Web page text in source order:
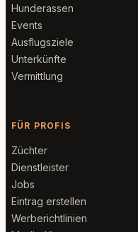
Hunderassen
Events
Ausflugsziele
Unterkünfte
Vermittlung
FÜR PROFIS
Züchter
Dienstleister
Jobs
Eintrag erstellen
Werberichtlinien